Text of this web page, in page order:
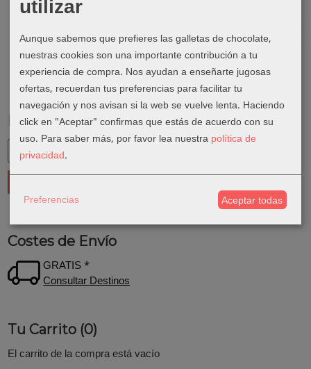
Marcas
Costes de Envío
GRATIS *
Consultar Destinos
Tu Carrito (0)
El carrito de la compra está vacío
utilizar
Aunque sabemos que prefieres las galletas de chocolate,
nuestras cookies son una importante contribución a tu
experiencia de compra. Nos ayudan a enseñarte jugosas
ofertas, recuerdan tus preferencias para facilitar tu
navegación y nos avisan si la web se vuelve lenta. Haciendo
click en "Aceptar" confirmas que estás de acuerdo con su
uso. Para saber más, por favor lea nuestra política de
privacidad.
Preferencias Aceptar todas